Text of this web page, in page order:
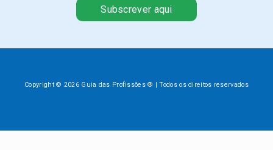
Subscrever aqui
Copyright © 2026 Guia das Profissões ® | Todos os direitos reservados